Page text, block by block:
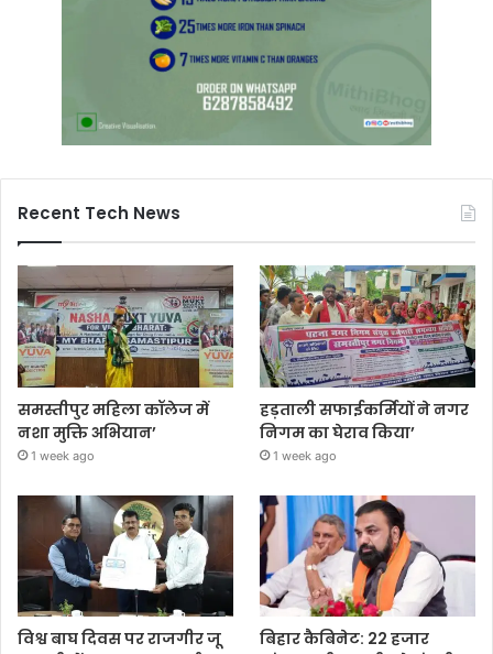
Recent Tech News
समस्तीपुर महिला कॉलेज में
नशा मुक्ति अभियान’
1 week ago
हड़ताली सफाईकर्मियों ने नगर
निगम का घेराव किया’
1 week ago
विश्व बाघ दिवस पर राजगीर जू
बिहार कैबिनेट: 22 हजार